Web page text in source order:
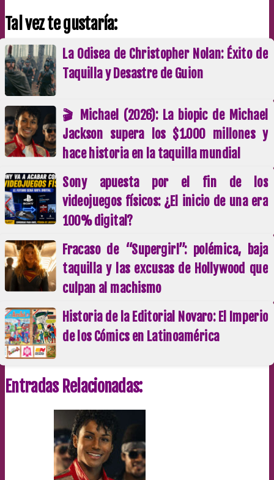
Tal vez te gustaría:
La Odisea de Christopher Nolan: Éxito de
Taquilla y Desastre de Guion
🎬 Michael (2026): La biopic de Michael
Jackson supera los $1.000 millones y
hace historia en la taquilla mundial
Sony apuesta por el fin de los
videojuegos físicos: ¿El inicio de una era
100% digital?
Fracaso de “Supergirl”: polémica, baja
taquilla y las excusas de Hollywood que
culpan al machismo
Historia de la Editorial Novaro: El Imperio
de los Cómics en Latinoamérica
Entradas Relacionadas: